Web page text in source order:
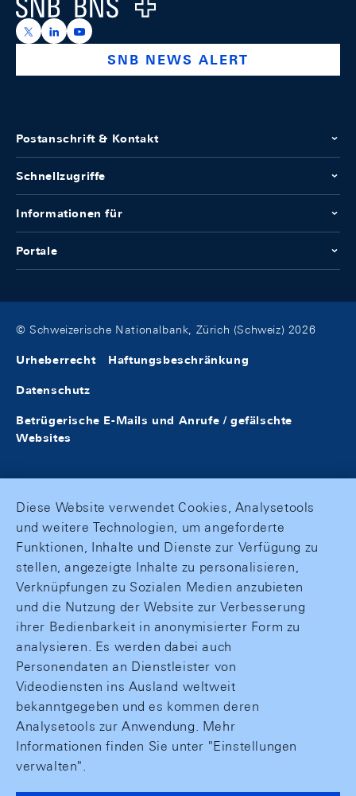
https://x.com/snb_bns
https://ch.linkedin.com/company/swiss-national-
https://www.youtube.com/@swissnationalbank
SNB NEWS ALERT
Postanschrift & Kontakt
Schnellzugriffe
Informationen für
Portale
© Schweizerische Nationalbank, Zürich (Schweiz) 2026
Urheberrecht Haftungsbeschränkung
Datenschutz
Betrügerische E-Mails und Anrufe / gefälschte
Websites
Diese Website verwendet Cookies, Analysetools
und weitere Technologien, um angeforderte
Funktionen, Inhalte und Dienste zur Verfügung zu
stellen, angezeigte Inhalte zu personalisieren,
Verknüpfungen zu Sozialen Medien anzubieten
und die Nutzung der Website zur Verbesserung
ihrer Bedienbarkeit in anonymisierter Form zu
analysieren. Es werden dabei auch
Personendaten an Dienstleister von
Videodiensten ins Ausland weltweit
bekanntgegeben und es kommen deren
Analysetools zur Anwendung. Mehr
Informationen finden Sie unter "Einstellungen
verwalten".